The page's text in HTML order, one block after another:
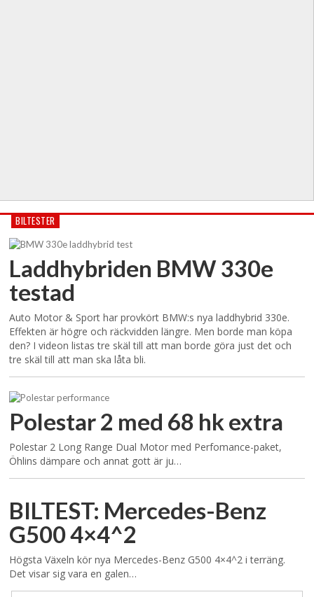
BILTESTER
Laddhybriden BMW 330e
testad
Auto Motor & Sport har provkört BMW:s nya laddhybrid 330e.
Effekten är högre och räckvidden längre. Men borde man köpa
den? I videon listas tre skäl till att man borde göra just det och
tre skäl till att man ska låta bli.
Polestar 2 med 68 hk extra
Polestar 2 Long Range Dual Motor med Perfomance-paket,
Öhlins dämpare och annat gott är ju…
BILTEST: Mercedes-Benz
G500 4×4^2
Högsta Växeln kör nya Mercedes-Benz G500 4×4^2 i terräng.
Det visar sig vara en galen…